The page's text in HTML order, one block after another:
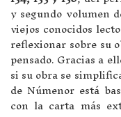
y segundo volumen
viejos conocidos
reflexionar sobre su
pensado. Gracias a
si su obra se
de Númenor está
con la carta más